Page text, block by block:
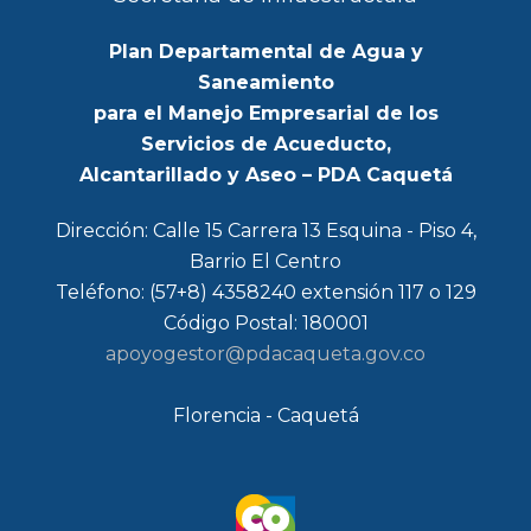
Plan Departamental de Agua y
Saneamiento
para el Manejo Empresarial de los
Servicios de Acueducto,
Alcantarillado y Aseo – PDA Caquetá
Dirección: Calle 15 Carrera 13 Esquina - Piso 4,
Barrio El Centro
Teléfono: (57+8) 4358240 extensión 117 o 129
Código Postal: 180001
apoyogestor@pdacaqueta.gov.co
Florencia - Caquetá